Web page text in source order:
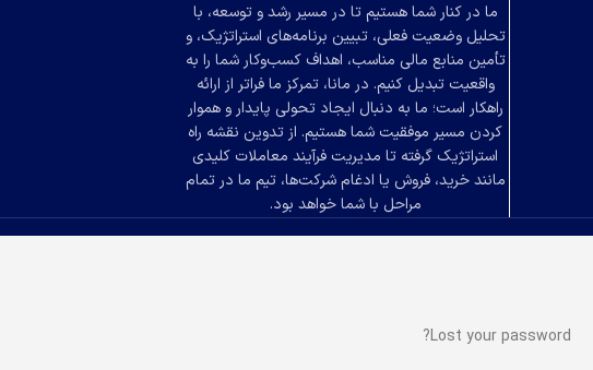
ما در کنار شما هستیم تا در مسیر رشد و توسعه، با
تحلیل وضعیت فعلی، تبیین برنامه‌های استراتژیک، و
تأمین منابع مالی مناسب، اهداف کسب‌وکار شما را به
واقعیت تبدیل کنیم. در مانا، تمرکز ما فراتر از ارائه
راهکار است؛ ما به دنبال ایجاد تحولی پایدار و هموار
کردن مسیر موفقیت شما هستیم. از تدوین نقشه راه
استراتژیک گرفته تا مدیریت فرآیند معاملات کلیدی
مانند خرید، فروش یا ادغام شرکت‌ها، تیم ما در تمام
مراحل با شما خواهد بود.
Lost your password?